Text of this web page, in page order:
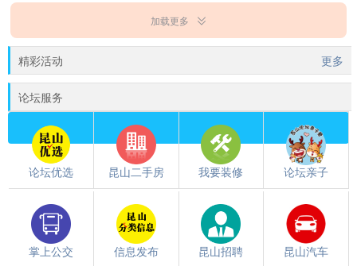
加载更多
精彩活动 更多
论坛服务
论坛优选 昆山二手房 我要装修 论坛亲子
掌上公交 信息发布 昆山招聘 昆山汽车